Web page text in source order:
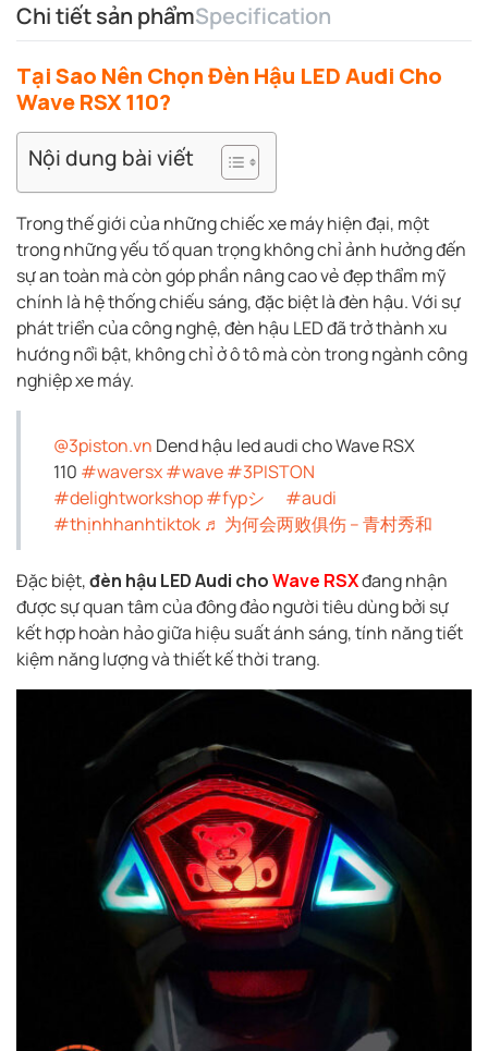
Chi tiết sản phẩmSpecification
Tại Sao Nên ChọnĐèn Hậu LED Audi Cho
Wave RSX 110?
Nội dung bài viết
Trong thế giới của những chiếc xe máy hiện đại, một
trong những yếu tố quan trọng không chỉ ảnh hưởng đến
sự an toàn mà còn góp phần nâng cao vẻ đẹp thẩm mỹ
chính là hệ thống chiếu sáng, đặc biệt là đèn hậu. Với sự
phát triển của công nghệ, đèn hậu LED đã trở thành xu
hướng nổi bật, không chỉ ở ô tô mà còn trong ngành công
nghiệp xe máy.
@3piston.vn Dend hậu led audi cho Wave RSX
110 #waversx#wave#3PISTON
#delightworkshop#fypシ゚
#audi
#thịnhhanhtiktok ♬ 为何会两败俱伤 – 青村秀和
Đặc biệt,đèn hậu LED Audi choWave RSXđang nhận
được sự quan tâm của đông đảo người tiêu dùng bởi sự
kết hợp hoàn hảo giữa hiệu suất ánh sáng, tính năng tiết
kiệm năng lượng và thiết kế thời trang.